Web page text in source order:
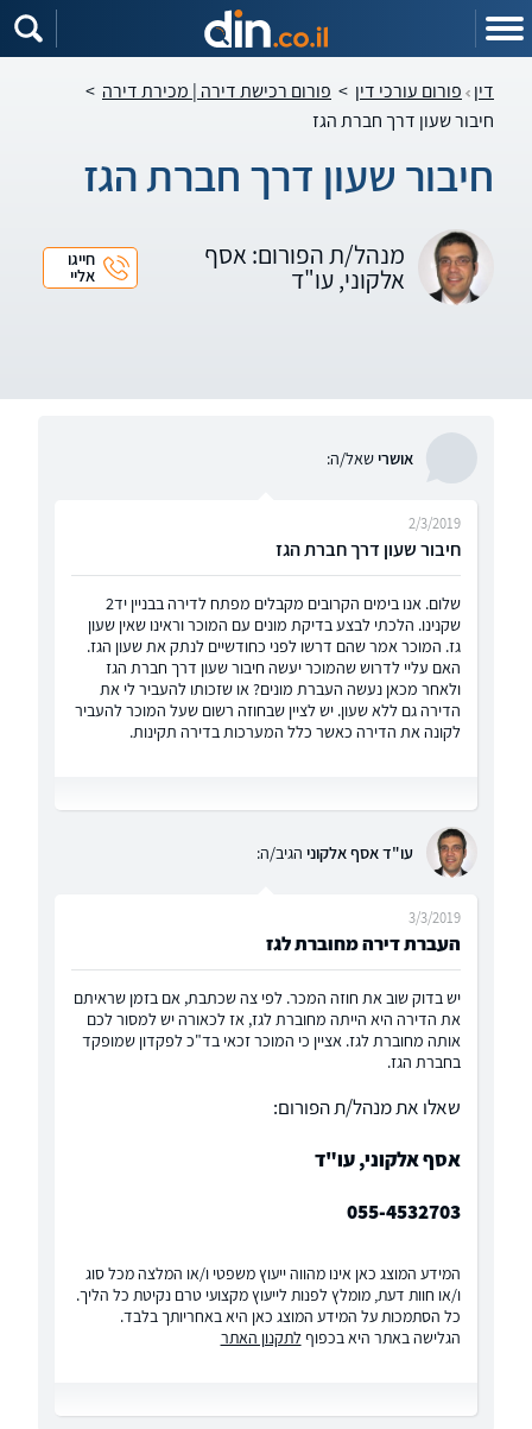
דין פורום עורכי דין > פורום רכישת דירה | מכירת דירה >
חיבור שעון דרך חברת הגז
חיבור שעון דרך חברת הגז
מנהל/ת הפורום: אסף
אלקוני, עו"ד
חייגו
אליי
אושרישאל/ה:
חיבור שעון דרך חברת הגז
2/3/2019
שלום. אנו בימים הקרובים מקבלים מפתח לדירה בבניין יד2
שקנינו. הלכתי לבצע בדיקת מונים עם המוכר וראינו שאין שעון
גז. המוכר אמר שהם דרשו לפני כחודשיים לנתק את שעון הגז.
האם עליי לדרוש שהמוכר יעשה חיבור שעון דרך חברת הגז
ולאחר מכאן נעשה העברת מונים? או שזכותו להעביר לי את
הדירה גם ללא שעון. יש לציין שבחוזה רשום שעל המוכר להעביר
לקונה את הדירה כאשר כלל המערכות בדירה תקינות.
עו"ד אסף אלקוני הגיב/ה:
העברת דירה מחוברת לגז
3/3/2019
יש בדוק שוב את חוזה המכר. לפי צה שכתבת, אם בזמן שראיתם
את הדירה היא הייתה מחוברת לגז, אז לכאורה יש למסור לכם
אותה מחוברת לגז. אציין כי המוכר זכאי בד"כ לפקדון שמופקד
בחברת הגז.
שאלו את מנהל/ת הפורום:
אסף אלקוני, עו"ד
055-4532703
המידע המוצג כאן אינו מהווה ייעוץ משפטי ו/או המלצה מכל סוג
ו/או חוות דעת, מומלץ לפנות לייעוץ מקצועי טרם נקיטת כל הליך.
כל הסתמכות על המידע המוצג כאן היא באחריותך בלבד.
הגלישה באתר היא בכפוף לתקנון האתר